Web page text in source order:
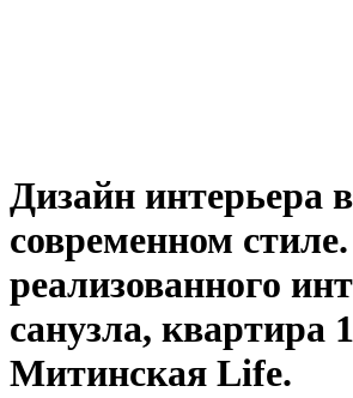
Дизайн интерьера
современном
реализованного
санузла, квартира
Митинская Life.